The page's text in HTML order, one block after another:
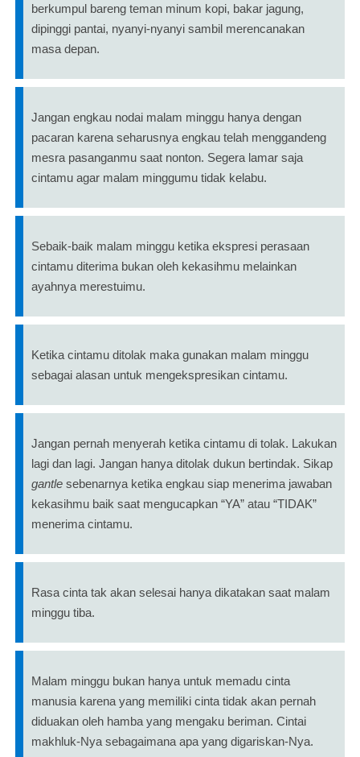
berkumpul bareng teman minum kopi, bakar jagung,
dipinggi pantai, nyanyi-nyanyi sambil merencanakan
masa depan.
Jangan engkau nodai malam minggu hanya dengan
pacaran karena seharusnya engkau telah menggandeng
mesra pasanganmu saat nonton. Segera lamar saja
cintamu agar malam minggumu tidak kelabu.
Sebaik-baik malam minggu ketika ekspresi perasaan
cintamu diterima bukan oleh kekasihmu melainkan
ayahnya merestuimu.
Ketika cintamu ditolak maka gunakan malam minggu
sebagai alasan untuk mengekspresikan cintamu.
Jangan pernah menyerah ketika cintamu di tolak. Lakukan
lagi dan lagi. Jangan hanya ditolak dukun bertindak. Sikap
gantlesebenarnya ketika engkau siap menerima jawaban
kekasihmu baik saat mengucapkan “YA” atau “TIDAK”
menerima cintamu.
Rasa cinta tak akan selesai hanya dikatakan saat malam
minggu tiba.
Malam minggu bukan hanya untuk memadu cinta
manusia karena yang memiliki cinta tidak akan pernah
diduakan oleh hamba yang mengaku beriman. Cintai
makhluk-Nya sebagaimana apa yang digariskan-Nya.